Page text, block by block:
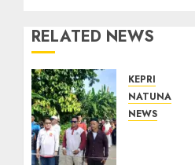
RELATED NEWS
KEPRI
NATUNA
NEWS